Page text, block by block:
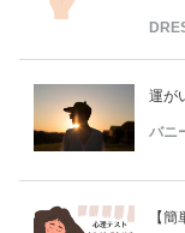
運が
バニ
【